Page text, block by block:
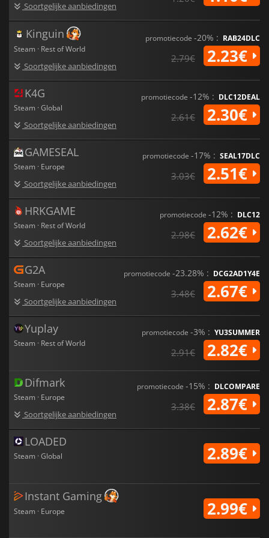
Soortgelijke aanbiedingen
Kinguin
Steam · Rest of World
Soortgelijke aanbiedingen
promotiecode -20% : RAB24DLC
2.79€ 2.23€
K4G
Steam · Global
Soortgelijke aanbiedingen
promotiecode -12% : DLC12DEAL
2.61€ 2.30€
GAMESEAL
Steam · Europe
Soortgelijke aanbiedingen
promotiecode -17% : SEAL17DLC
3.03€ 2.51€
HRKGAME
Steam · Rest of World
Soortgelijke aanbiedingen
promotiecode -12% : DLC12
2.98€ 2.62€
G2A
Steam · Europe
Soortgelijke aanbiedingen
promotiecode -23.28% : DCG2AD1Y4E
3.48€ 2.67€
Yuplay
Steam · Rest of World
promotiecode -3% : YU3SUMMER
2.91€ 2.82€
Difmark
Steam · Europe
Soortgelijke aanbiedingen
promotiecode -15% : DLCOMPARE
3.38€ 2.87€
LOADED
Steam · Global 2.89€
Instant Gaming
Steam · Europe 2.99€